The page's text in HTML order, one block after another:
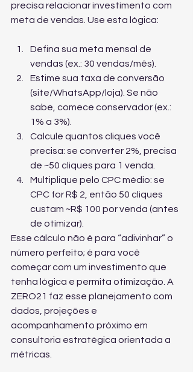
precisa relacionar investimento com
meta de vendas. Use esta lógica:
Defina sua meta mensal de
vendas (ex.: 30 vendas/mês).
Estime sua taxa de conversão
(site/WhatsApp/loja). Se não
sabe, comece conservador (ex.:
1% a 3%).
Calcule quantos cliques você
precisa: se converter 2%, precisa
de ~50 cliques para 1 venda.
Multiplique pelo CPC médio: se
CPC for R$ 2, então 50 cliques
custam ~R$ 100 por venda (antes
de otimizar).
Esse cálculo não é para “adivinhar” o
número perfeito; é para você
começar com um investimento que
tenha lógica e permita otimização. A
ZERO21 faz esse planejamento com
dados, projeções e
acompanhamento próximo em
consultoria estratégica orientada a
métricas